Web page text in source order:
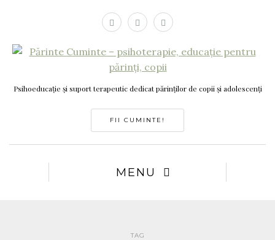
Psihoeducație și suport terapeutic dedicat părinților de copii și adolescenți
FII CUMINTE!
MENU
TAG